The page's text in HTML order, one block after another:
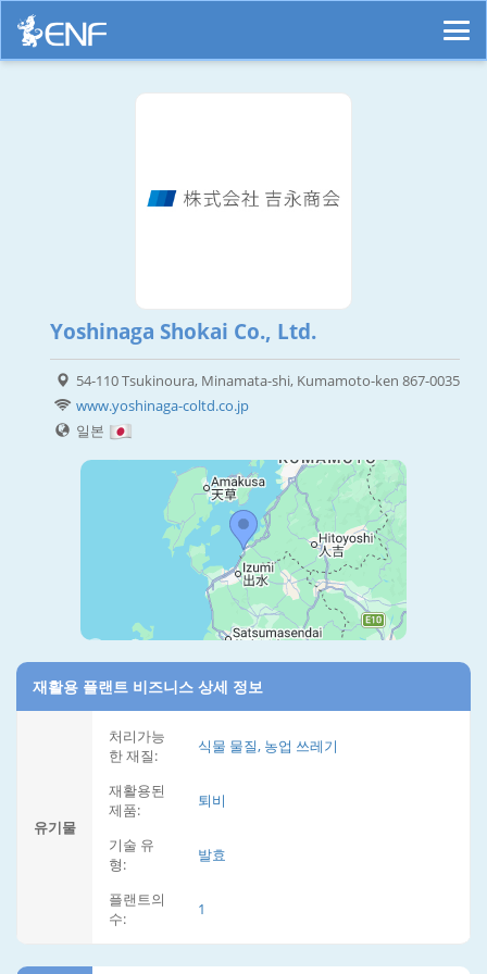
Yoshinaga Shokai Co., Ltd.
54-110 Tsukinoura, Minamata-shi, Kumamoto-ken 867-0035
www.yoshinaga-coltd.co.jp
일본
재활용 플랜트 비즈니스 상세 정보
유기물
처리가능
한 재질:
식물 물질, 농업 쓰레기
재활용된
제품:
퇴비
기술 유
형:
발효
플랜트의
수:
1